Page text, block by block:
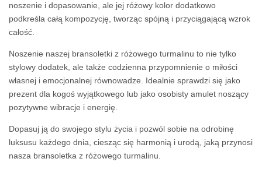
noszenie i dopasowanie, ale jej różowy kolor dodatkowo
podkreśla całą kompozycję, tworząc spójną i przyciągającą wzrok
całość.
Noszenie naszej bransoletki z różowego turmalinu to nie tylko
stylowy dodatek, ale także codzienna przypomnienie o miłości
własnej i emocjonalnej równowadze. Idealnie sprawdzi się jako
prezent dla kogoś wyjątkowego lub jako osobisty amulet noszący
pozytywne wibracje i energię.
Dopasuj ją do swojego stylu życia i pozwól sobie na odrobinę
luksusu każdego dnia, ciesząc się harmonią i urodą, jaką przynosi
nasza bransoletka z różowego turmalinu.